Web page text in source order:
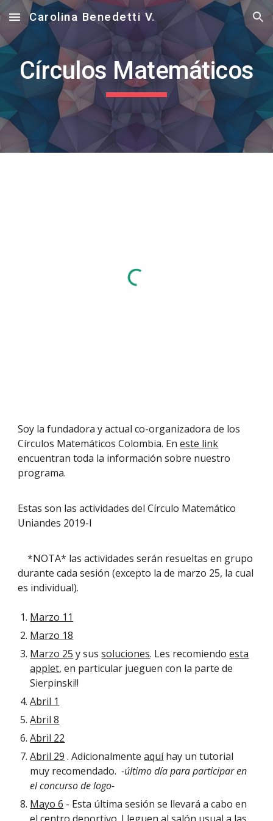
Skip to main content Skip to navigation
Carolina Benedetti V.
Círculos Matemáticos
Soy la fundadora y actual co-organizadora de los
Círculos Matemáticos Colombia. Eneste link
encuentran toda la información sobre nuestro
programa.
Estas son las actividades del Círculo Matemático
Uniandes 2019-I
*NOTA* las actividades serán resueltas en grupo
durante cada sesión (excepto la de marzo 25, la cual
es individual).
Marzo 11
Marzo 18
Marzo 25 y sussoluciones. Les recomiendoesta
applet, en particular jueguen con la parte de
Sierpinski!!
Abril 1
Abril 8
Abril 22
Abril 29 . Adicionalmenteaquíhay un tutorial
muy recomendado.-último día para participar en
el concurso de logo-
Mayo 6 - Esta última sesión se llevará a cabo en